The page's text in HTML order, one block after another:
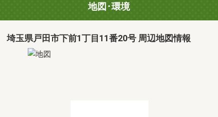
地図･環境
埼玉県戸田市下前1丁目11番20号 周辺地図情報